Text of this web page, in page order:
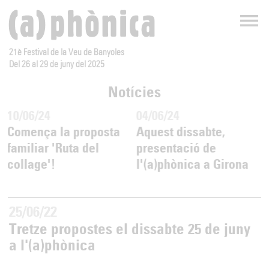
21è Festival de la Veu de Banyoles
Del 26 al 29 de juny del 2025
Notícies
Comença la proposta
familiar 'Ruta del
collage'!
Aquest dissabte,
presentació de
l'(a)phònica a Girona
Tretze propostes el dissabte 25 de juny
a l'(a)phònica